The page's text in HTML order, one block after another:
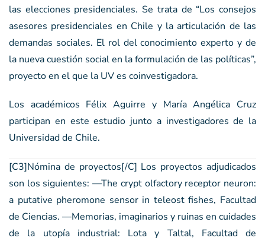
las elecciones presidenciales. Se trata de “Los consejos
asesores presidenciales en Chile y la articulación de las
demandas sociales. El rol del conocimiento experto y de
la nueva cuestión social en la formulación de las políticas”,
proyecto en el que la UV es coinvestigadora.
Los académicos Félix Aguirre y María Angélica Cruz
participan en este estudio junto a investigadores de la
Universidad de Chile.
[C3]Nómina de proyectos[/C] Los proyectos adjudicados
son los siguientes: —The crypt olfactory receptor neuron:
a putative pheromone sensor in teleost fishes, Facultad
de Ciencias. —Memorias, imaginarios y ruinas en cuidades
de la utopía industrial: Lota y Taltal, Facultad de